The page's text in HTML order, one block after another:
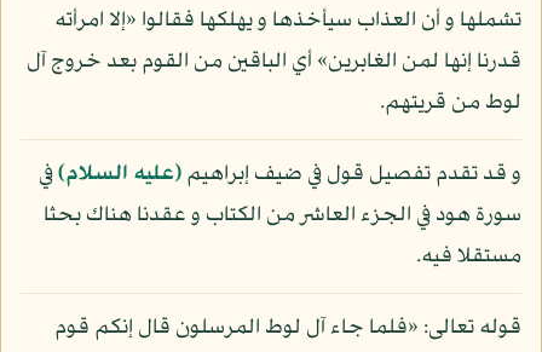
تشملها و أن العذاب سيأخذها و يهلكها فقالوا «إلا امرأته
قدرنا إنها لمن الغابرين» أي الباقين من القوم بعد خروج آل
لوط من قريتهم.
و قد تقدم تفصيل قول في ضيف إبراهيم(عليه السلام)في
سورة هود في الجزء العاشر من الكتاب و عقدنا هناك بحثا
مستقلا فيه.
قوله تعالى: «فلما جاء آل لوط المرسلون قال إنكم قوم